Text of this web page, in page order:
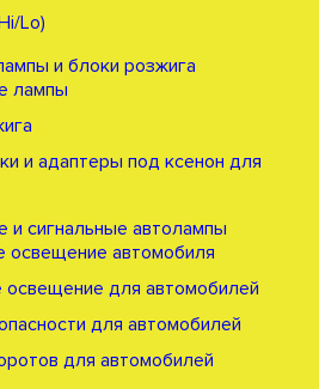
Lo)
и блоки розжига
лампы
и адаптеры под ксенон для
и сигнальные автолампы
освещение автомобиля
освещение для автомобилей
для автомобилей
для автомобилей